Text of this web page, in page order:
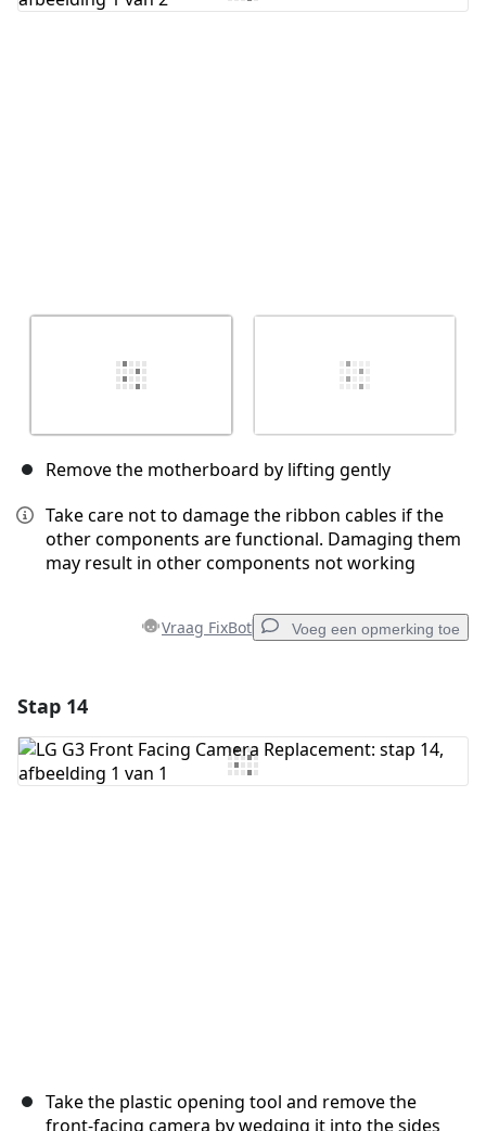
Remove the motherboard by lifting gently
Take care not to damage the ribbon cables if the
other components are functional. Damaging them
may result in other components not working
Vraag FixBot Voeg een opmerking toe
Voeg opmerking toe
Stap 14
Take the plastic opening tool and remove the
front-facing camera by wedging it into the sides